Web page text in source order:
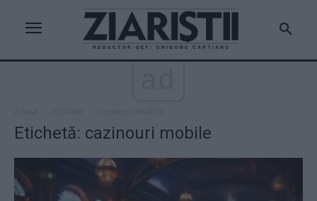
Etichetă: cazinouri mobile